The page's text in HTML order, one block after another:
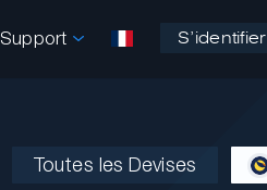
Support S’identifier
Toutes les Devises